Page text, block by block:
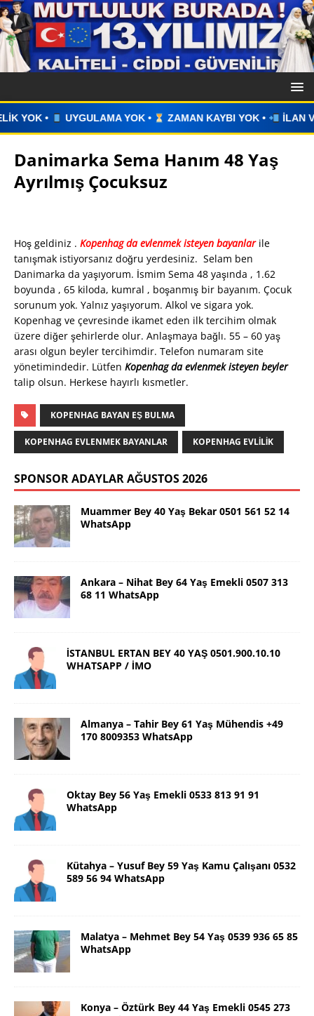
• ZAMAN KAYBI YOK • İLAN VERİN • WHATSAPP
Danimarka Sema Hanım 48 Yaş
Ayrılmış Çocuksuz
Hoş geldiniz . Kopenhag da evlenmek isteyen bayanlarile
tanışmak istiyorsanız doğru yerdesiniz. Selam ben
Danimarka da yaşıyorum. İsmim Sema 48 yaşında , 1.62
boyunda , 65 kiloda, kumral , boşanmış bir bayanım. Çocuk
sorunum yok. Yalnız yaşıyorum. Alkol ve sigara yok.
Kopenhag ve çevresinde ikamet eden ilk tercihim olmak
üzere diğer şehirlerde olur. Anlaşmaya bağlı. 55 – 60 yaş
arası olgun beyler tercihimdir. Telefon numaram site
yönetimindedir. Lütfen Kopenhag da evlenmek isteyen beyler
talip olsun. Herkese hayırlı kısmetler.
KOPENHAG BAYAN EŞ BULMA
KOPENHAG EVLENMEK BAYANLAR KOPENHAG EVLILIK
SPONSOR ADAYLAR AĞUSTOS 2026
Muammer Bey 40 Yaş Bekar 0501 561 52 14
WhatsApp
Ankara – Nihat Bey 64 Yaş Emekli 0507 313
68 11 WhatsApp
İSTANBUL ERTAN BEY 40 YAŞ 0501.900.10.10
WHATSAPP / İMO
Almanya – Tahir Bey 61 Yaş Mühendis +49
170 8009353 WhatsApp
Oktay Bey 56 Yaş Emekli 0533 813 91 91
WhatsApp
Kütahya – Yusuf Bey 59 Yaş Kamu Çalışanı 0532
589 56 94 WhatsApp
Malatya – Mehmet Bey 54 Yaş 0539 936 65 85
WhatsApp
Konya – Öztürk Bey 44 Yaş Emekli 0545 273